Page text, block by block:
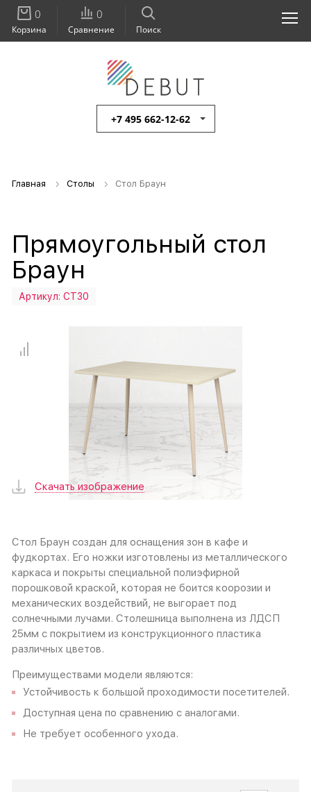
+7 495 662-12-62
Поиск
0
Сравнение
0
Корзина
Главная Столы Стол Браун
Прямоугольный стол
Браун
Артикул: СТ30
Скачать изображение
Стол Браун создан для оснащения зон в кафе и
фудкортах. Его ножки изготовлены из металлического
каркаса и покрыты специальной полиэфирной
порошковой краской, которая не боится коорозии и
механических воздействий, не выгорает под
солнечными лучами. Столешница выполнена из ЛДСП
25мм с покрытием из конструкционного пластика
различных цветов.
Преимуществами модели являются:
Устойчивость к большой проходимости посетителей.
Доступная цена по сравнению с аналогами.
Не требует особенного ухода.